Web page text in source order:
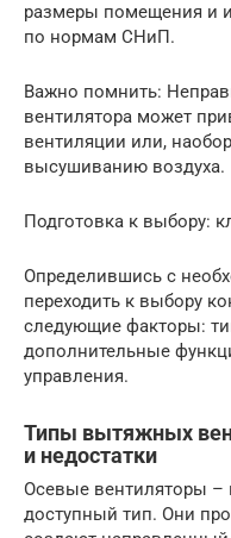
размеры помещения и
по нормам СНиП.
Важно помнить:
вентилятора может
вентиляции или,
высушиванию воздуха.
Подготовка к выбору:
Определившись с
переходить к выбору
следующие факторы:
дополнительные
управления.
Типы вытяжных
и недостатки
Осевые вентиляторы –
доступный тип. Они